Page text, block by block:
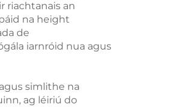
riachtanais an
na height
de
iarnróid nua agus
simlithe na
ag léiriú do